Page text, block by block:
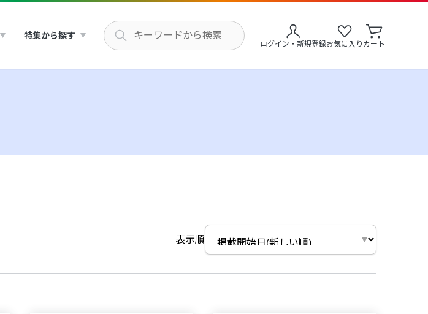
特集から探す
ログイン・新規登録お気に入り カート
表示順